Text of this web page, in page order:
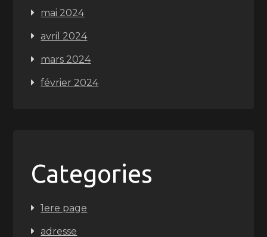
mai 2024
avril 2024
mars 2024
février 2024
Categories
1ere page
adresse